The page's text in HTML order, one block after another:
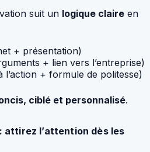
suit un logique claire en
+ présentation)
+ lien vers l’entreprise)
l’action + formule de politesse)
ciblé et personnalisé.
attirez l’attention dès les